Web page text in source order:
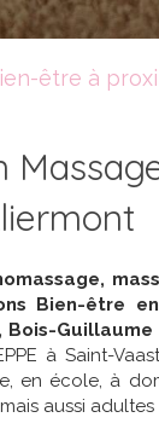
être à
Bien-être
Bois-Guillaume
à Saint-
en école, à
aussi adultes